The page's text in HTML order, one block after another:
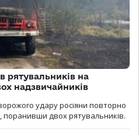
рятувальників на
надзвичайників
ворожого удару росіяни повторно
поранивши двох рятувальників.